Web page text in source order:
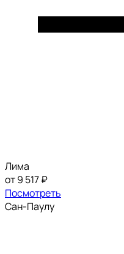
Лима
от 9 517 ₽
Посмотреть
Сан-Паулу